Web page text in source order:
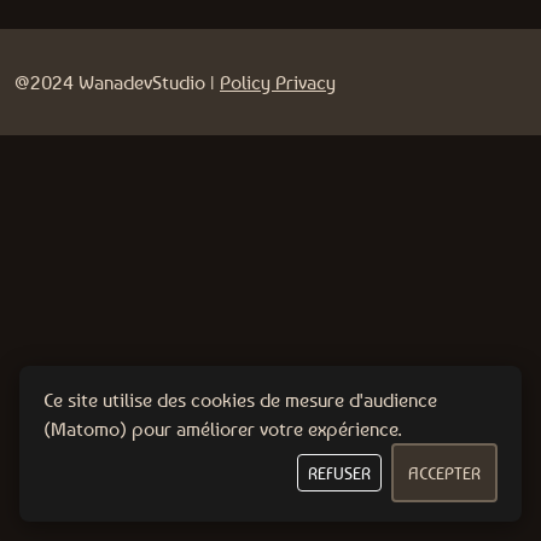
@2024 WanadevStudio | Policy Privacy
Ce site utilise des cookies de mesure d'audience
(Matomo) pour améliorer votre expérience.
REFUSER ACCEPTER